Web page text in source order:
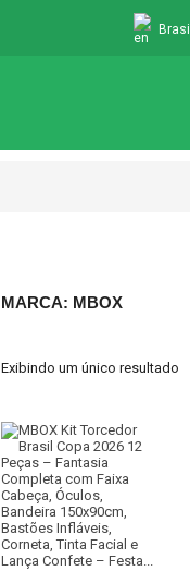
Brasil
MARCA: MBOX
Exibindo um único resultado